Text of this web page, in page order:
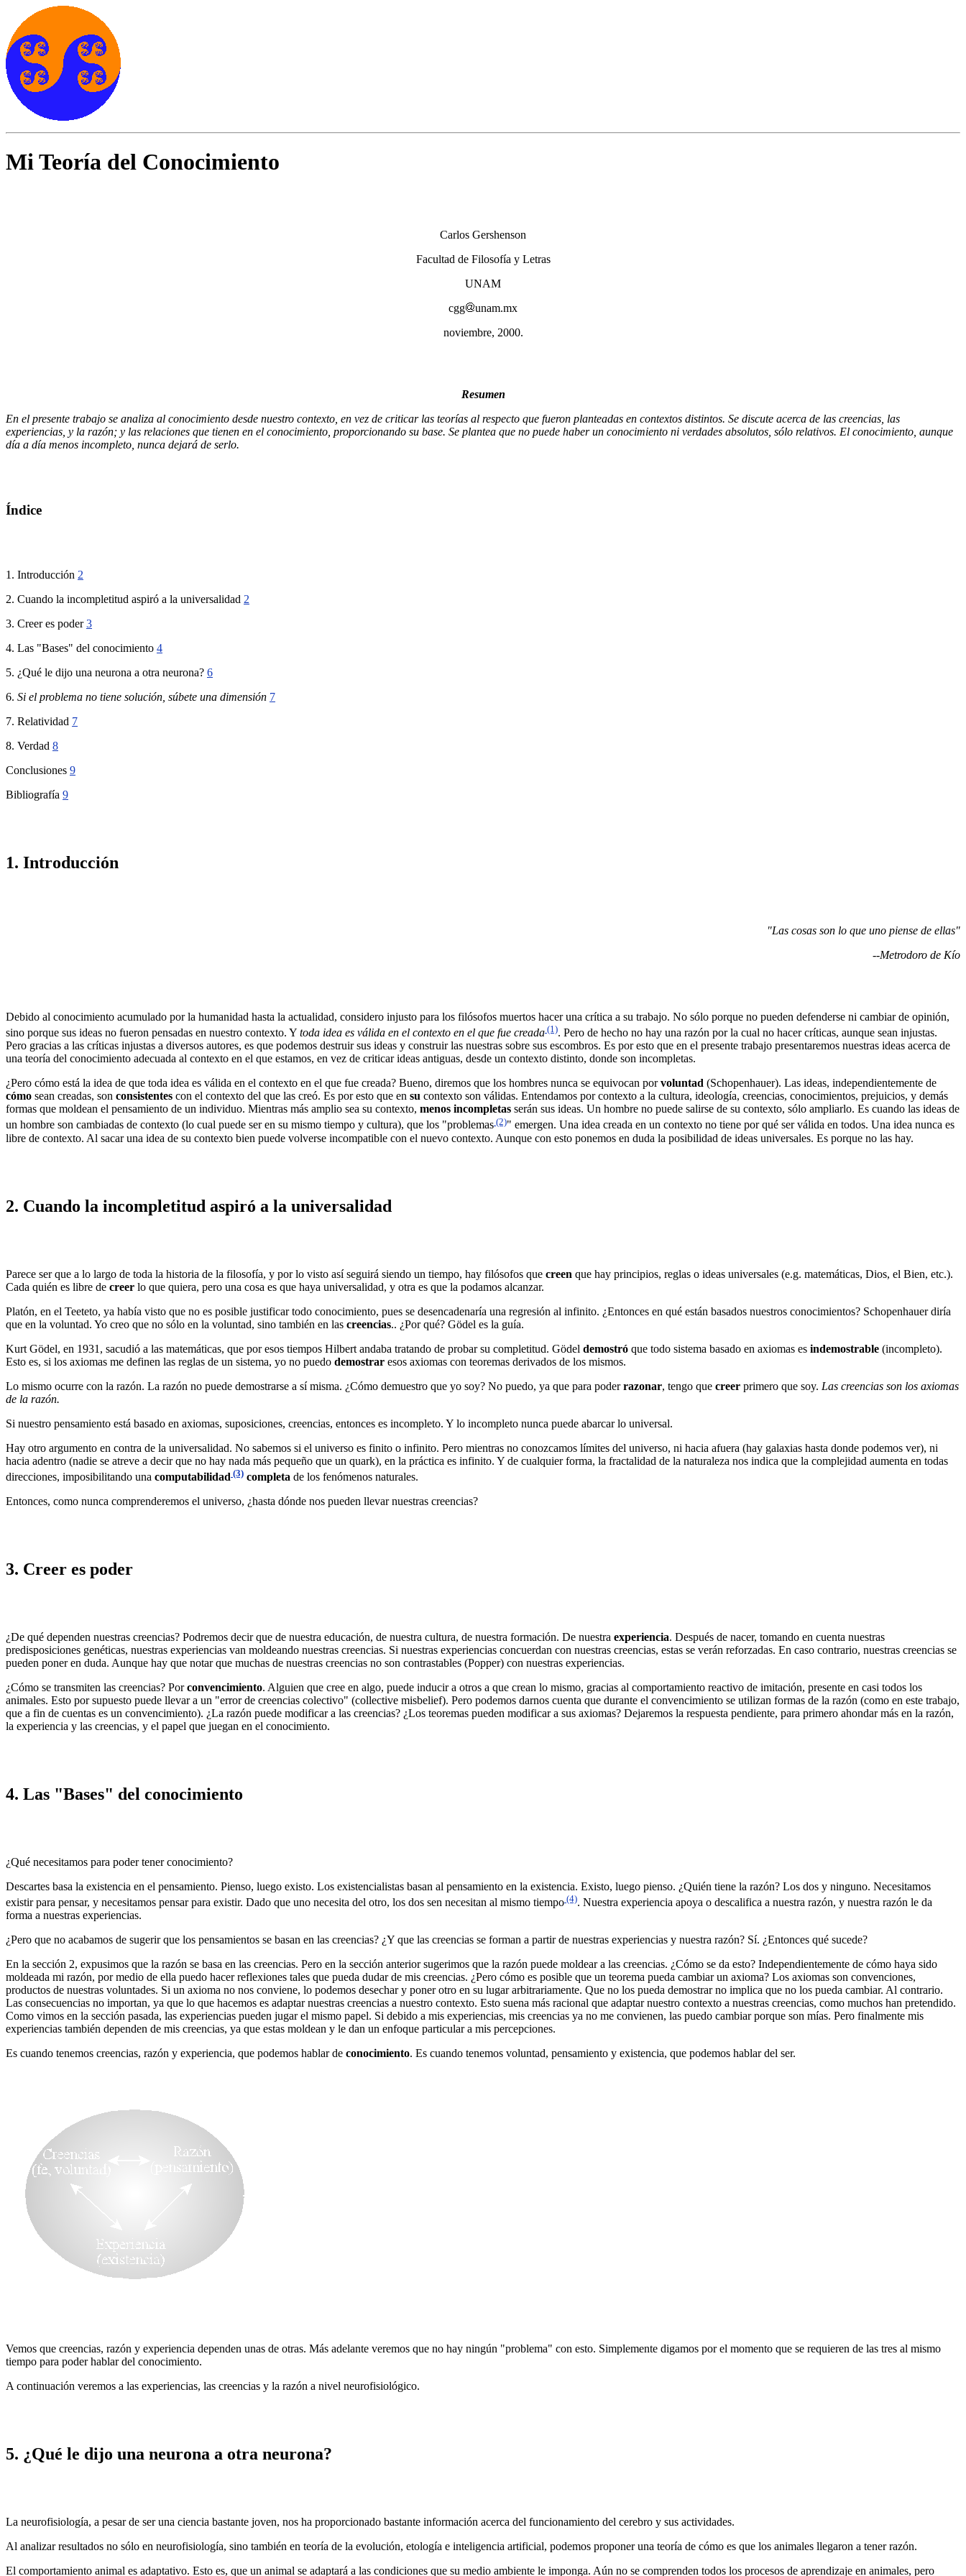
Mi Teoría del Conocimiento
Carlos Gershenson
Facultad de Filosofía y Letras
UNAM
cgg
unam.mx
noviembre, 2000.
Resumen
En el presente trabajo se analiza al conocimiento desde nuestro contexto, en vez de criticar las teorías al respecto que fueron planteadas en contextos distintos. Se discute acerca de las creencias, las
experiencias, y la razón; y las relaciones que tienen en el conocimiento, proporcionando su base. Se plantea que no puede haber un conocimiento ni verdades absolutos, sólo relativos. El conocimiento, aunque
día a día menos incompleto, nunca dejará de serlo.
Índice
1. Introducción 2
2. Cuando la incompletitud aspiró a la universalidad 2
3. Creer es poder3
4. Las "Bases" del conocimiento 4
5. ¿Qué le dijo una neurona a otra neurona? 6
6. Si el problema no tiene solución, súbete una dimensión 7
7. Relatividad 7
8. Verdad 8
Conclusiones 9
Bibliografía 9
1. Introducción
"Las cosas son lo que uno piense de ellas"
--Metrodoro de Kío
Debido al conocimiento acumulado por la humanidad hasta la actualidad, considero injusto para los filósofos muertos hacer una crítica a su trabajo. No sólo porque no pueden defenderse ni cambiar de opinión,
sino porque sus ideas no fueron pensadas en nuestro contexto. Y toda idea es válida en el contexto en el que fue creada (1). Pero de hecho no hay una razón por la cual no hacer críticas, aunque sean injustas.
Pero gracias a las críticas injustas a diversos autores, es que podemos destruir sus ideas y construir las nuestras sobre sus escombros. Es por esto que en el presente trabajo presentaremos nuestras ideas acerca de
una teoría del conocimiento adecuada al contexto en el que estamos, en vez de criticar ideas antiguas, desde un contexto distinto, donde son incompletas.
¿Pero cómo está la idea de que toda idea es válida en el contexto en el que fue creada? Bueno, diremos que los hombres nunca se equivocan porvoluntad (Schopenhauer). Las ideas, independientemente de
cómo sean creadas, son consistentes con el contexto del que las creó. Es por esto que en su contexto son válidas. Entendamos por contexto a la cultura, ideología, creencias, conocimientos, prejuicios, y demás
formas que moldean el pensamiento de un individuo. Mientras más amplio sea su contexto, menos incompletas serán sus ideas. Un hombre no puede salirse de su contexto, sólo ampliarlo. Es cuando las ideas de
un hombre son cambiadas de contexto (lo cual puede ser en su mismo tiempo y cultura), que los "problemas (2)" emergen. Una idea creada en un contexto no tiene por qué ser válida en todos. Una idea nunca es
libre de contexto. Al sacar una idea de su contexto bien puede volverse incompatible con el nuevo contexto. Aunque con esto ponemos en duda la posibilidad de ideas universales. Es porque no las hay.
2. Cuando la incompletitud aspiró a la universalidad
Parece ser que a lo largo de toda la historia de la filosofía, y por lo visto así seguirá siendo un tiempo, hay filósofos que creen que hay principios, reglas o ideas universales (e.g. matemáticas, Dios, el Bien, etc.).
Cada quién es libre de creer lo que quiera, pero una cosa es que haya universalidad, y otra es que la podamos alcanzar.
Platón, en el Teeteto, ya había visto que no es posible justificar todo conocimiento, pues se desencadenaría una regresión al infinito. ¿Entonces en qué están basados nuestros conocimientos? Schopenhauer diría
que en la voluntad. Yo creo que no sólo en la voluntad, sino también en las creencias.. ¿Por qué? Gödel es la guía.
Kurt Gödel, en 1931, sacudió a las matemáticas, que por esos tiempos Hilbert andaba tratando de probar su completitud. Gödel demostró que todo sistema basado en axiomas es indemostrable (incompleto).
Esto es, si los axiomas me definen las reglas de un sistema, yo no puedo demostrar esos axiomas con teoremas derivados de los mismos.
Lo mismo ocurre con la razón. La razón no puede demostrarse a sí misma. ¿Cómo demuestro que yo soy? No puedo, ya que para poderrazonar, tengo que creer primero que soy. Las creencias son los axiomas
de la razón.
Si nuestro pensamiento está basado en axiomas, suposiciones, creencias, entonces es incompleto. Y lo incompleto nunca puede abarcar lo universal.
Hay otro argumento en contra de la universalidad. No sabemos si el universo es finito o infinito. Pero mientras no conozcamos límites del universo, ni hacia afuera (hay galaxias hasta donde podemos ver), ni
hacia adentro (nadie se atreve a decir que no hay nada más pequeño que un quark), en la práctica es infinito. Y de cualquier forma, la fractalidad de la naturaleza nos indica que la complejidad aumenta en todas
direcciones, imposibilitando una computabilidad (3) completa de los fenómenos naturales.
Entonces, como nunca comprenderemos el universo, ¿hasta dónde nos pueden llevar nuestras creencias?
3. Creer es poder
¿De qué dependen nuestras creencias? Podremos decir que de nuestra educación, de nuestra cultura, de nuestra formación. De nuestra experiencia. Después de nacer, tomando en cuenta nuestras
predisposiciones genéticas, nuestras experiencias van moldeando nuestras creencias. Si nuestras experiencias concuerdan con nuestras creencias, estas se verán reforzadas. En caso contrario, nuestras creencias se
pueden poner en duda. Aunque hay que notar que muchas de nuestras creencias no son contrastables (Popper) con nuestras experiencias.
¿Cómo se transmiten las creencias? Porconvencimiento. Alguien que cree en algo, puede inducir a otros a que crean lo mismo, gracias al comportamiento reactivo de imitación, presente en casi todos los
animales. Esto por supuesto puede llevar a un "error de creencias colectivo" (collective misbelief). Pero podemos darnos cuenta que durante el convencimiento se utilizan formas de la razón (como en este trabajo,
que a fin de cuentas es un convencimiento). ¿La razón puede modificar a las creencias? ¿Los teoremas pueden modificar a sus axiomas? Dejaremos la respuesta pendiente, para primero ahondar más en la razón,
la experiencia y las creencias, y el papel que juegan en el conocimiento.
4. Las "Bases" del conocimiento
¿Qué necesitamos para poder tener conocimiento?
Descartes basa la existencia en el pensamiento. Pienso, luego existo. Los existencialistas basan al pensamiento en la existencia. Existo, luego pienso. ¿Quién tiene la razón? Los dos y ninguno. Necesitamos
existir para pensar, y necesitamos pensar para existir. Dado que uno necesita del otro, los dos sen necesitan al mismo tiempo (4). Nuestra experiencia apoya o descalifica a nuestra razón, y nuestra razón le da
forma a nuestras experiencias.
¿Pero que no acabamos de sugerir que los pensamientos se basan en las creencias? ¿Y que las creencias se forman a partir de nuestras experiencias y nuestra razón? Sí. ¿Entonces qué sucede?
En la sección 2, expusimos que la razón se basa en las creencias. Pero en la sección anterior sugerimos que la razón puede moldear a las creencias. ¿Cómo se da esto? Independientemente de cómo haya sido
moldeada mi razón, por medio de ella puedo hacer reflexiones tales que pueda dudar de mis creencias. ¿Pero cómo es posible que un teorema pueda cambiar un axioma? Los axiomas son convenciones,
productos de nuestras voluntades. Si un axioma no nos conviene, lo podemos desechar y poner otro en su lugar arbitrariamente. Que no los pueda demostrar no implica que no los pueda cambiar. Al contrario.
Las consecuencias no importan, ya que lo que hacemos es adaptar nuestras creencias a nuestro contexto. Esto suena más racional que adaptar nuestro contexto a nuestras creencias, como muchos han pretendido.
Como vimos en la sección pasada, las experiencias pueden jugar el mismo papel. Si debido a mis experiencias, mis creencias ya no me convienen, las puedo cambiar porque son mías. Pero finalmente mis
experiencias también dependen de mis creencias, ya que estas moldean y le dan un enfoque particular a mis percepciones.
Es cuando tenemos creencias, razón y experiencia, que podemos hablar de conocimiento. Es cuando tenemos voluntad, pensamiento y existencia, que podemos hablar del ser.
Vemos que creencias, razón y experiencia dependen unas de otras. Más adelante veremos que no hay ningún "problema" con esto. Simplemente digamos por el momento que se requieren de las tres al mismo
tiempo para poder hablar del conocimiento.
A continuación veremos a las experiencias, las creencias y la razón a nivel neurofisiológico.
5. ¿Qué le dijo una neurona a otra neurona?
La neurofisiología, a pesar de ser una ciencia bastante joven, nos ha proporcionado bastante información acerca del funcionamiento del cerebro y sus actividades.
Al analizar resultados no sólo en neurofisiología, sino también en teoría de la evolución, etología e inteligencia artificial, podemos proponer una teoría de cómo es que los animales llegaron a tener razón.
El comportamiento animal es adaptativo. Esto es, que un animal se adaptará a las condiciones que su medio ambiente le imponga. Aún no se comprenden todos los procesos de aprendizaje en animales, pero